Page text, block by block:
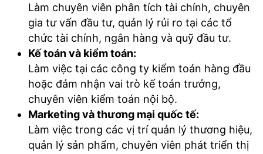
Làm chuyên viên phân tích tài chính, chuyên
gia tư vấn đầu tư, quản lý rủi ro tại các tổ
chức tài chính, ngân hàng và quỹ đầu tư.
Kế toán và kiểm toán:
Làm việc tại các công ty kiểm toán hàng đầu
hoặc đảm nhận vai trò kế toán trưởng,
chuyên viên kiểm toán nội bộ.
Marketing và thương mại quốc tế:
Làm việc trong các vị trí quản lý thương hiệu,
quản lý sản phẩm, chuyên viên phát triển thị